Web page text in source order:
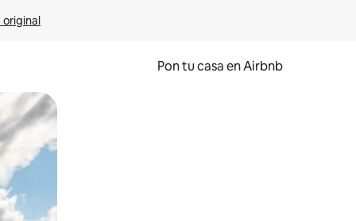
original
Pon tu casa en Airbnb